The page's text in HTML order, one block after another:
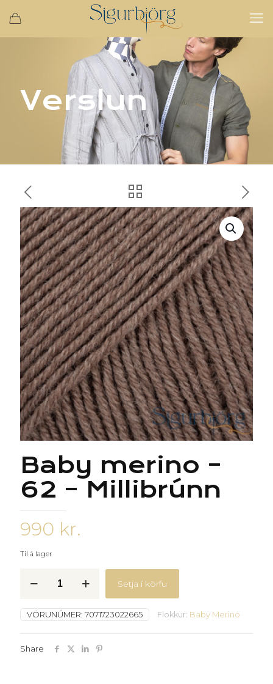
Verslun
Baby merino –
62 – Millibrúnn
990 kr.
Til á lager
merino
62
-
Setja í körfu
VÖRUNÚMER: 7071723022665 Flokkur: Baby Merino
Share